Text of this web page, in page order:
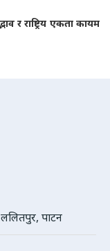
र राष्ट्रिय एकता कायम
पाटन